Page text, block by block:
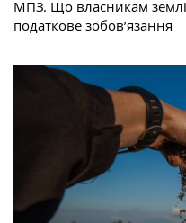
МПЗ. Що власникам
податкове зобов’язання